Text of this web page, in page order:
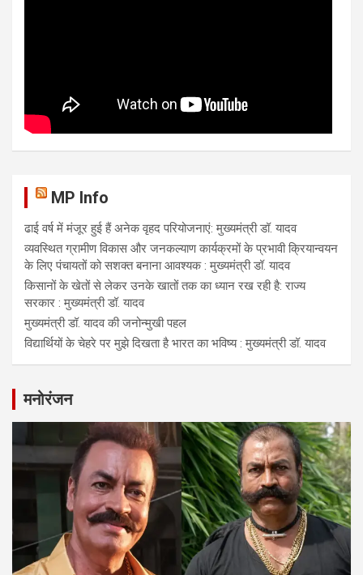
MP Info
ढाई वर्ष में मंजूर हुई हैं अनेक वृहद परियोजनाएं: मुख्यमंत्री डॉ. यादव
व्यवस्थित ग्रामीण विकास और जनकल्याण कार्यक्रमों के प्रभावी क्रियान्वयन
के लिए पंचायतों को सशक्त बनाना आवश्यक : मुख्यमंत्री डॉ. यादव
किसानों के खेतों से लेकर उनके खातों तक का ध्यान रख रही है: राज्य
सरकार : मुख्यमंत्री डॉ. यादव
मुख्यमंत्री डॉ. यादव की जनोन्मुखी पहल
विद्यार्थियों के चेहरे पर मुझे दिखता है भारत का भविष्य : मुख्यमंत्री डॉ. यादव
मनोरंजन